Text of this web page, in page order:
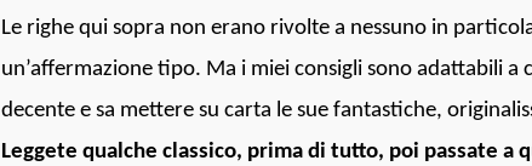
Le righe qui sopra non erano rivolte a nessuno in
un’affermazione tipo. Ma i miei consigli sono adattabili
decente e sa mettere su carta le sue fantastiche,
Leggete qualche classico, prima di tutto, poi passate a